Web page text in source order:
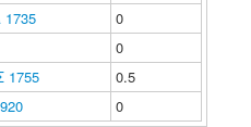
0
0
0.5
0